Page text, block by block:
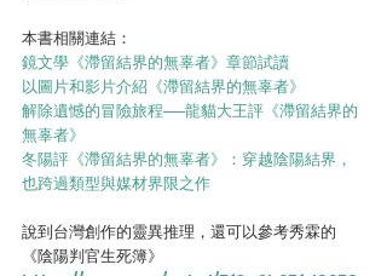
本書相關連結：
鏡文學《滯留結界的無辜者》章節試讀
以圖片和影片介紹《滯留結界的無辜者》
解除遺憾的冒險旅程──龍貓大王評《滯留結界的
無辜者》
冬陽評《滯留結界的無辜者》：穿越陰陽結界，
也跨過類型與媒材界限之作
說到台灣創作的靈異推理，還可以參考秀霖的
《陰陽判官生死簿》